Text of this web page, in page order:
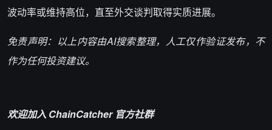
波动率或维持高位，直至外交谈判取得实质进展。
免责声明：以上内容由AI搜索整理，人工仅作验证发布，不
作为任何投资建议。
欢迎加入 ChainCatcher 官方社群